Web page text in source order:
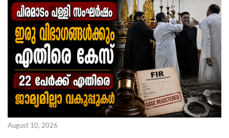
August 10, 2026